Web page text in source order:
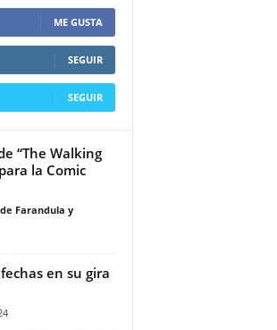
ME GUSTA
SEGUIR
SEGUIR
“The Walking
la Comic
Farandula y
en su gira